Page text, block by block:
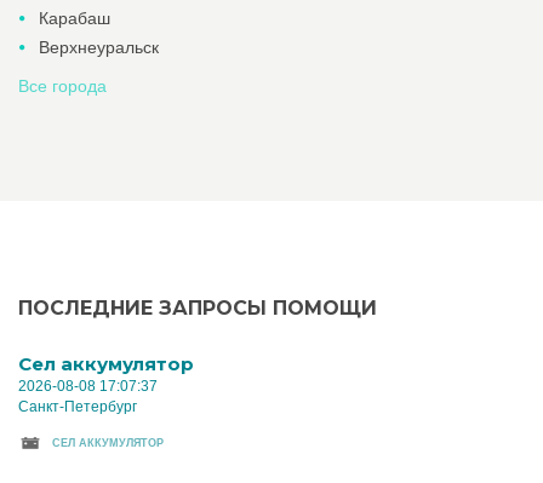
Карабаш
Верхнеуральск
Все города
ПОСЛЕДНИЕ ЗАПРОСЫ ПОМОЩИ
Cел аккумулятор
2026-08-08 17:07:37
Санкт-Петербург
CЕЛ АККУМУЛЯТОР